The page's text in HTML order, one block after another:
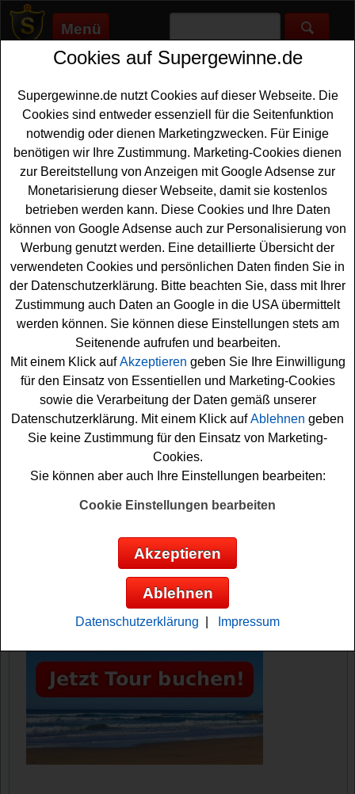
Menü
Supergewinne.de>Gewinnspiele>Freikarten Gewinnspiele
Anzeige:
Anzeige:
Kino News Gewinnspiel - Die drei
Fragezeichen Kino Tickets
gewinnen
Ein kostenloses Kino News Gewinnspiel zum Kinostart
von Die drei ??? und der Karpatenhund. Kinonews.de
verlost dreimal zweiFreikartenfür den Film - und mit
etwas Glück können Sie diese Kino Tickets gewinnen.
Falls Sie gratis mitmachen möchten, müssen Sie kurz die
Lösung der Preisfrage herausfinden. Danach können Sie
das Formular ausfüllen und sich Ihre Gewinnchance
sichern. Viel Erfolg!
Kino News verlost 3x2 Kino Tickets für
Die drei Fragezeichen und der
Karpatenhund
Cookies auf Supergewinne.de
Supergewinne.de nutzt Cookies auf dieser Webseite. Die
Cookies sind entweder essenziell für die Seitenfunktion
notwendig oder dienen Marketingzwecken. Für Einige
benötigen wir Ihre Zustimmung. Marketing-Cookies dienen
zur Bereitstellung von Anzeigen mit Google Adsense zur
Monetarisierung dieser Webseite, damit sie kostenlos
betrieben werden kann. Diese Cookies und Ihre Daten
können von Google Adsense auch zur Personalisierung von
Werbung genutzt werden. Eine detaillierte Übersicht der
verwendeten Cookies und persönlichen Daten finden Sie in
der Datenschutzerklärung. Bitte beachten Sie, dass mit Ihrer
Zustimmung auch Daten an Google in die USA übermittelt
werden können. Sie können diese Einstellungen stets am
Seitenende aufrufen und bearbeiten.
Mit einem Klick aufAkzeptieren geben Sie Ihre Einwilligung
für den Einsatz von Essentiellen und Marketing-Cookies
sowie die Verarbeitung der Daten gemäß unserer
Datenschutzerklärung. Mit einem Klick aufAblehnen geben
Sie keine Zustimmung für den Einsatz von Marketing-
Cookies.
Sie können aber auch Ihre Einstellungen bearbeiten:
Cookie Einstellungen bearbeiten
Akzeptieren
Ablehnen
Datenschutzerklärung Impressum